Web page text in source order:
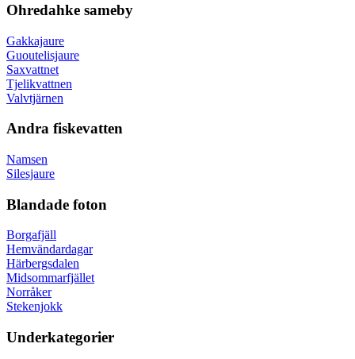
Ohredahke sameby
Gakkajaure
Guoutelisjaure
Saxvattnet
Tjelikvattnen
Valvtjärnen
Andra fiskevatten
Namsen
Silesjaure
Blandade foton
Borgafjäll
Hemvändardagar
Härbergsdalen
Midsommarfjället
Norråker
Stekenjokk
Underkategorier